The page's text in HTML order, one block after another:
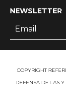
NEWSLETTER
COPYRIGHT
DEFENSA DE LAS